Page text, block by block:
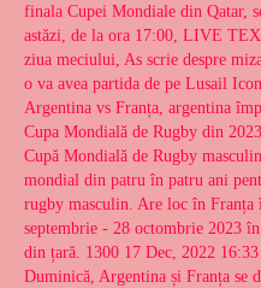
finala Cupei Mondiale din Qatar,
astăzi, de la ora 17:00, LIVE
ziua meciului, As scrie despre
o va avea partida de pe Lusail
Argentina vs Franța, argentina
Cupa Mondială de Rugby din 2023
Cupă Mondială de Rugby
mondial din patru în patru ani
rugby masculin. Are loc în Franța
septembrie - 28 octombrie 2023
din țară. 1300 17 Dec, 2022
Duminică, Argentina și Franța se